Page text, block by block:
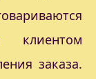
клиентом
заказа.